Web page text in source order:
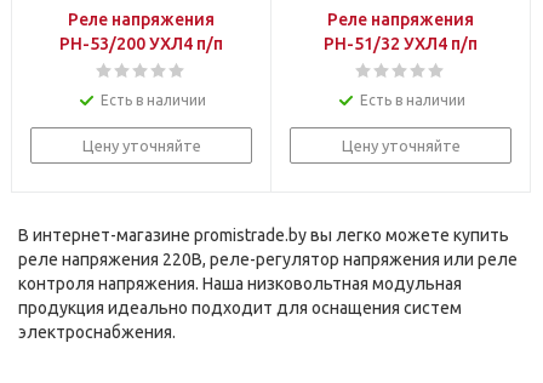
Реле напряжения
РН-53/200 УХЛ4 п/п
Есть в наличии
Цену уточняйте
Реле напряжения
РН-51/32 УХЛ4 п/п
Есть в наличии
Цену уточняйте
В интернет-магазине promistrade.by вы легко можете купить
реле напряжения 220В, реле-регулятор напряжения или реле
контроля напряжения. Наша низковольтная модульная
продукция идеально подходит для оснащения систем
электроснабжения.